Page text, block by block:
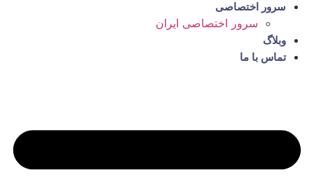
سرور اختصاصی
سرور اختصاصی ایران
وبلاگ
تماس با ما